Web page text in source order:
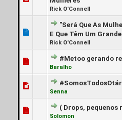
Rick O'Connell
"Será Que As
E Que Têm Um
Rick O'Connell
0 Voto(s) - 0 de 5 em média
1 2 345
#Metoo gerando
Baralho
0 Voto(s) - 0 de 5 em média
1 2345
Senna
1 Voto(s) - 5 de 5 em
1 2 34 5
( Drops, pequenos
Solomon
0 Voto(s) - 0 de 5 em média
1 2345